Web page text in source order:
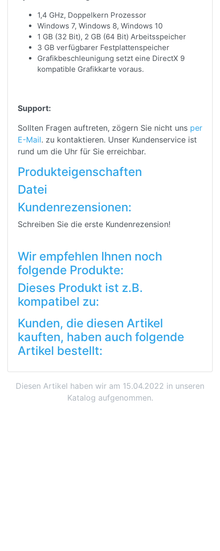
1,4 GHz, Doppelkern Prozessor
Windows 7, Windows 8, Windows 10
1 GB (32 Bit), 2 GB (64 Bit) Arbeitsspeicher
3 GB verfügbarer Festplattenspeicher
Grafikbeschleunigung setzt eine DirectX 9
kompatible Grafikkarte voraus.
Support:
Sollten Fragen auftreten, zögern Sie nicht uns per
E-Mail. zu kontaktieren. Unser Kundenservice ist
rund um die Uhr für Sie erreichbar.
Produkteigenschaften
Datei
Kundenrezensionen:
Schreiben Sie die erste Kundenrezension!
Wir empfehlen Ihnen noch
folgende Produkte:
Dieses Produkt ist z.B.
kompatibel zu:
Kunden, die diesen Artikel
kauften, haben auch folgende
Artikel bestellt:
Diesen Artikel haben wir am 15.04.2022 in unseren
Katalog aufgenommen.